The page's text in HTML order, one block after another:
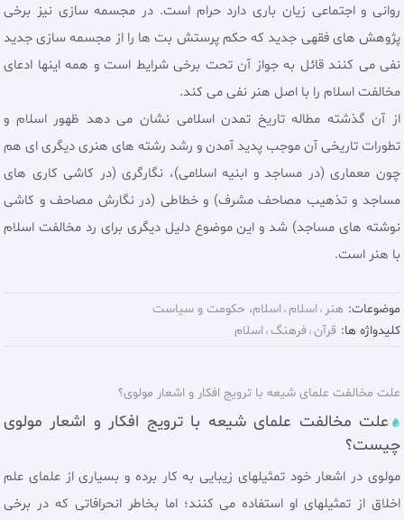
روانی و اجتماعی زیان باری دارد حرام است. در مجسمه سازی نیز برخی
پژوهش های فقهی جدید که حکم پرستش بت ها را از مجسمه سازی جدید
نفی می کنند قائل به جواز آن تحت برخی شرایط است و همه اینها ادعای
مخالفت اسلام را با اصل هنر نفی می کند.
از آن گذشته مطاله تاریخ تمدن اسلامی نشان می دهد ظهور اسلام و
تطورات تاریخی آن موجب پدید آمدن و رشد رشته های هنری دیگری ای هم
چون معماری (در مساجد و ابنیه اسلامی)، نگارگری (در کاشی کاری های
مساجد و تذهیب مصاحف مشرف) و خطاطی (در نگارش مصاحف و کاشی
نوشته های مساجد) شد و این موضوع دلیل دیگری برای رد مخالفت اسلام
با هنر است.
موضوعات: هنر اسلام اسلام، حکومت و سياست
کلیدواژه ها: قرآن فرهنگ اسلام
علت مخالفت علمای شیعه با ترویج افکار و اشعار مولوی؟
علت مخالفت علمای شیعه با ترویج افکار و اشعار مولوی
چیست؟
مولوی در اشعار خود تمثیلهای زیبایی به کار برده و بسیاری از علمای علم
اخلاق از تمثیلهای او استفاده می کنند؛ اما بخاطر انحرافاتی که در برخی